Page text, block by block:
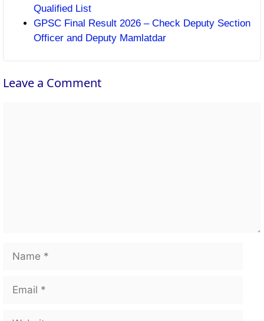
Qualified List
GPSC Final Result 2026 – Check Deputy Section
Officer and Deputy Mamlatdar
Leave a Comment
Name
Email
Website